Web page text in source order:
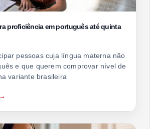
proficiência em português até quinta
pessoas cuja língua materna não
e que querem comprovar nível de
variante brasileira